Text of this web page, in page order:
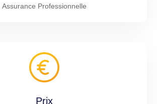
Assurance Professionnelle
Prix